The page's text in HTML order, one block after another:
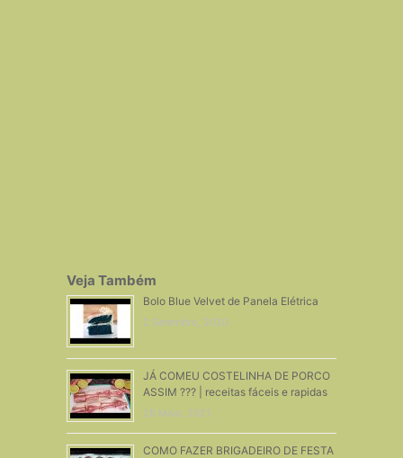
Veja Também
Bolo Blue Velvet de Panela Elétrica
2 Setembro, 2020
JÁ COMEU COSTELINHA DE PORCO
ASSIM ??? | receitas fáceis e rapidas
28 Maio, 2021
COMO FAZER BRIGADEIRO DE FESTA